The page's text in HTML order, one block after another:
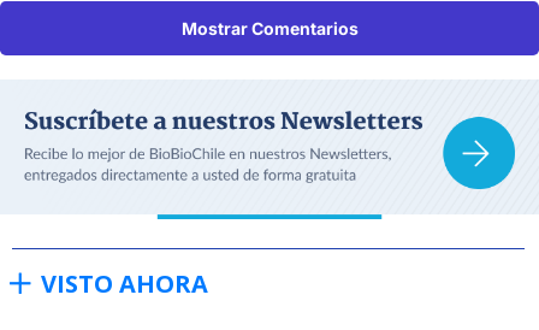
Mostrar Comentarios
VISTO AHORA